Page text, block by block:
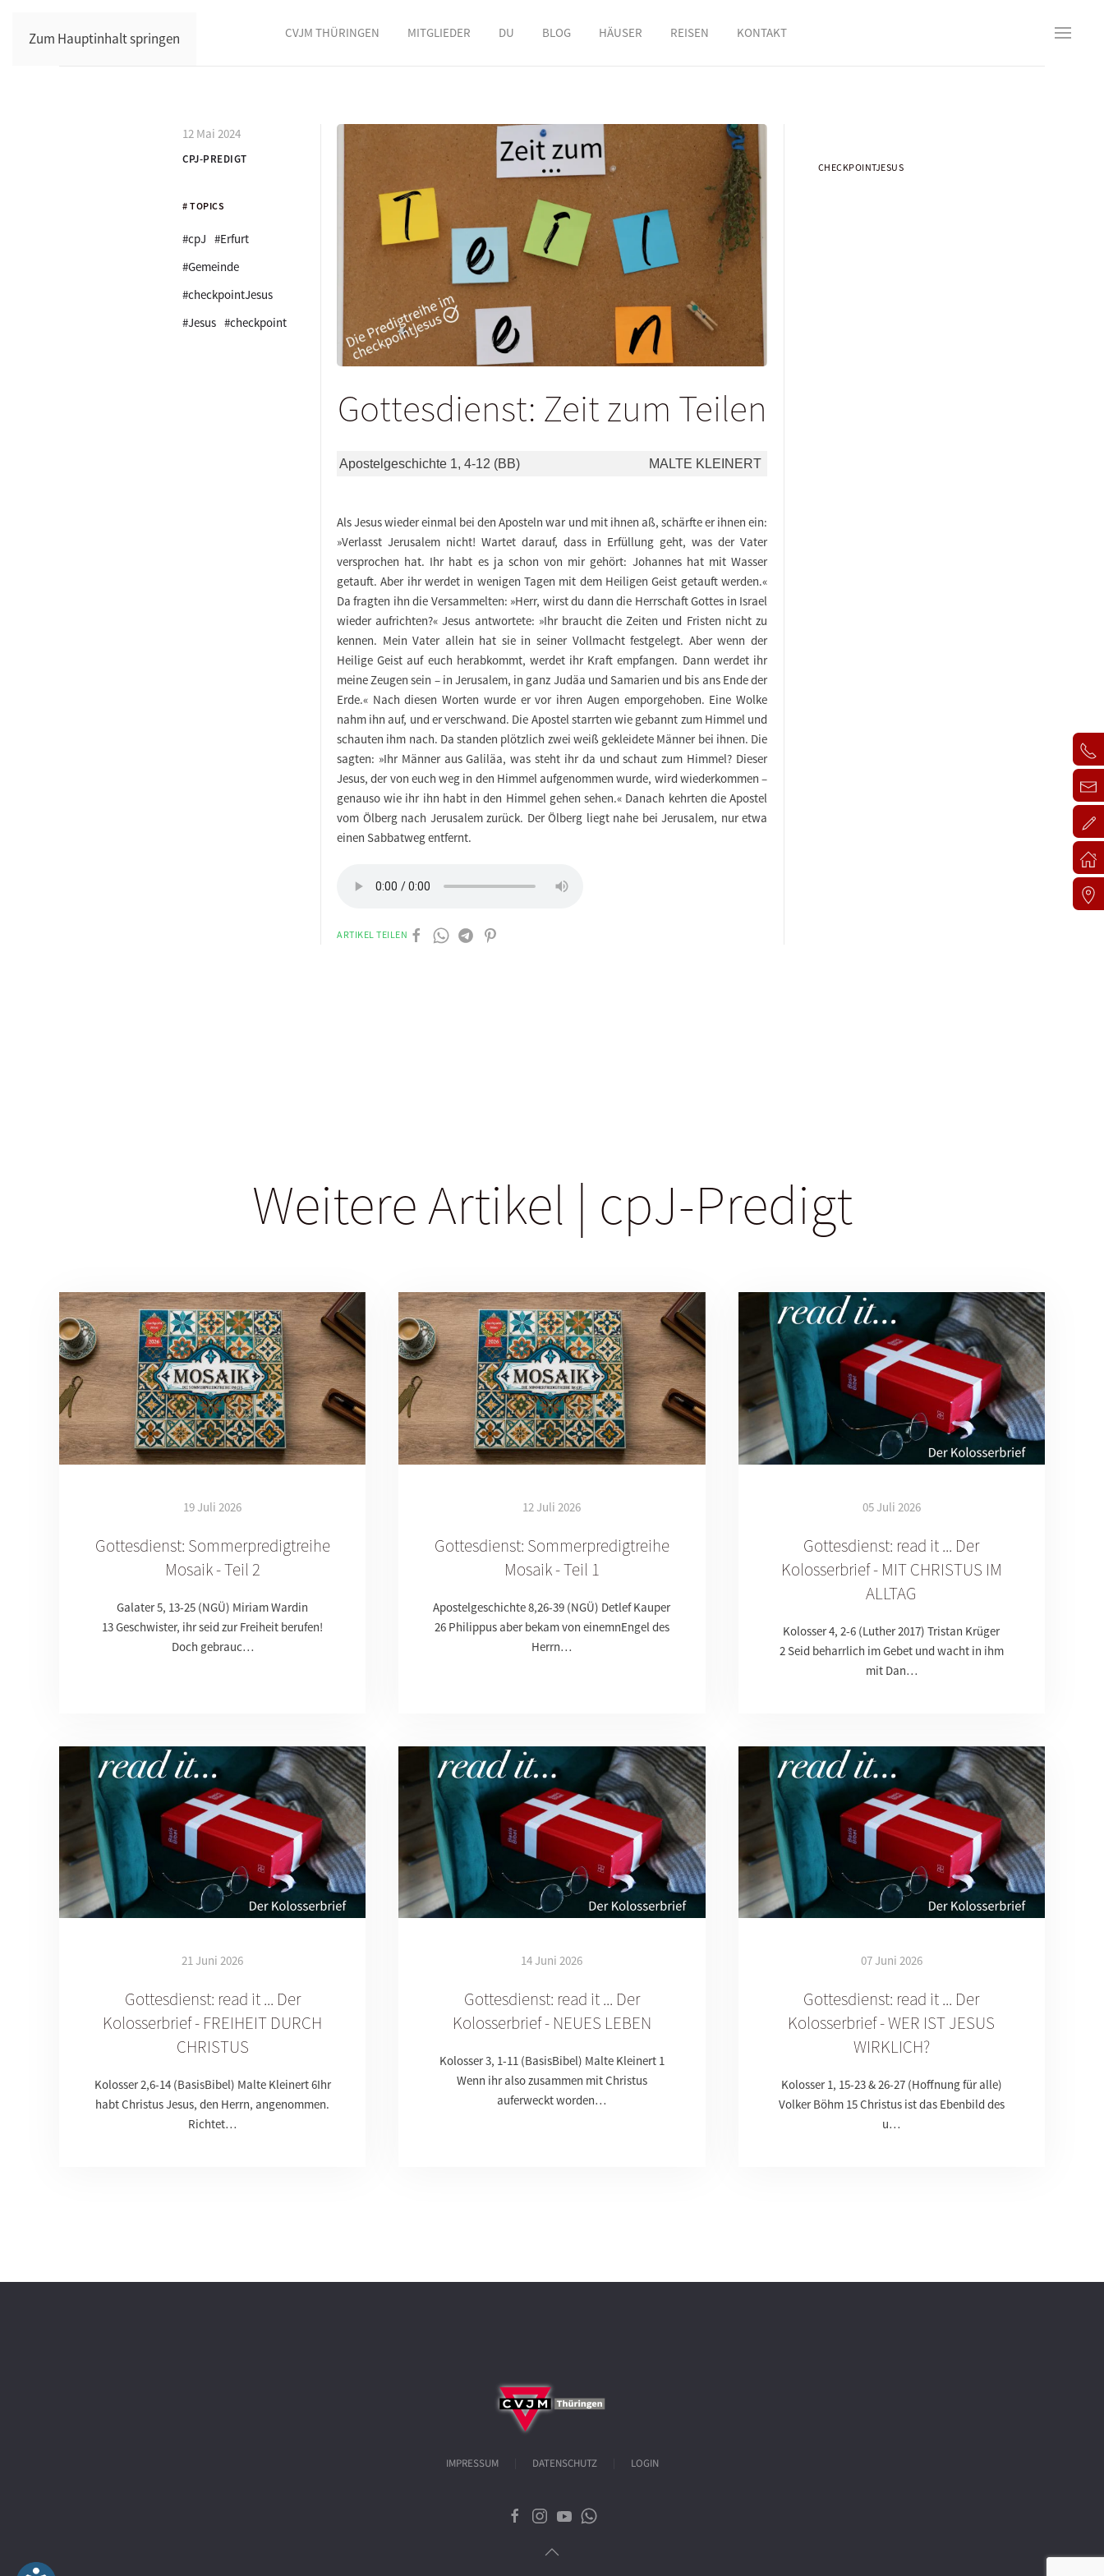
Zum Hauptinhalt springen CVJM THÜRINGEN MITGLIEDER DU BLOG HÄUSER REISEN KONTAKT
12 Mai 2024
CPJ-PREDIGT
# TOPICS
#cpJ #Erfurt
#Gemeinde
#checkpointJesus
#Jesus #checkpoint
Gottesdienst: Zeit zum Teilen
Apostelgeschichte 1, 4-12 (BB) MALTE KLEINERT
Als Jesus wieder einmal bei den Aposteln war und mit ihnen aß, schärfte er ihnen ein:
»Verlasst Jerusalem nicht! Wartet darauf, dass in Erfüllung geht, was der Vater
versprochen hat. Ihr habt es ja schon von mir gehört: Johannes hat mit Wasser
getauft. Aber ihr werdet in wenigen Tagen mit dem Heiligen Geist getauft werden.«
Da fragten ihn die Versammelten: »Herr, wirst du dann die Herrschaft Gottes in Israel
wieder aufrichten?« Jesus antwortete: »Ihr braucht die Zeiten und Fristen nicht zu
kennen. Mein Vater allein hat sie in seiner Vollmacht festgelegt. Aber wenn der
Heilige Geist auf euch herabkommt, werdet ihr Kraft empfangen. Dann werdet ihr
meine Zeugen sein – in Jerusalem, in ganz Judäa und Samarien und bis ans Ende der
Erde.« Nach diesen Worten wurde er vor ihren Augen emporgehoben. Eine Wolke
nahm ihn auf, und er verschwand. Die Apostel starrten wie gebannt zum Himmel und
schauten ihm nach. Da standen plötzlich zwei weiß gekleidete Männer bei ihnen. Die
sagten: »Ihr Männer aus Galiläa, was steht ihr da und schaut zum Himmel? Dieser
Jesus, der von euch weg in den Himmel aufgenommen wurde, wird wiederkommen –
genauso wie ihr ihn habt in den Himmel gehen sehen.« Danach kehrten die Apostel
vom Ölberg nach Jerusalem zurück. Der Ölberg liegt nahe bei Jerusalem, nur etwa
einen Sabbatweg entfernt.
ARTIKEL TEILEN
CHECKPOINTJESUS
Weitere Artikel | cpJ-Predigt
19 Juli 2026
Gottesdienst: Sommerpredigtreihe
Mosaik - Teil 2
Galater 5, 13-25 (NGÜ) Miriam Wardin
13 Geschwister, ihr seid zur Freiheit berufen!
Doch gebrauc…
12 Juli 2026
Gottesdienst: Sommerpredigtreihe
Mosaik - Teil 1
Apostelgeschichte 8,26-39 (NGÜ) Detlef Kauper
26 Philippus aber bekam von einemnEngel des
Herrn…
05 Juli 2026
Gottesdienst: read it ... Der
Kolosserbrief - MIT CHRISTUS IM
ALLTAG
Kolosser 4, 2-6 (Luther 2017) Tristan Krüger
2 Seid beharrlich im Gebet und wacht in ihm
mit Dan…
21 Juni 2026
Gottesdienst: read it ... Der
Kolosserbrief - FREIHEIT DURCH
CHRISTUS
Kolosser 2,6-14 (BasisBibel) Malte Kleinert 6Ihr
habt Christus Jesus, den Herrn, angenommen.
Richtet…
14 Juni 2026
Gottesdienst: read it ... Der
Kolosserbrief - NEUES LEBEN
Kolosser 3, 1-11 (BasisBibel) Malte Kleinert 1
Wenn ihr also zusammen mit Christus
auferweckt worden…
07 Juni 2026
Gottesdienst: read it ... Der
Kolosserbrief - WER IST JESUS
WIRKLICH?
Kolosser 1, 15-23 & 26-27 (Hoffnung für alle)
Volker Böhm 15 Christus ist das Ebenbild des
u…
IMPRESSUM DATENSCHUTZ LOGIN